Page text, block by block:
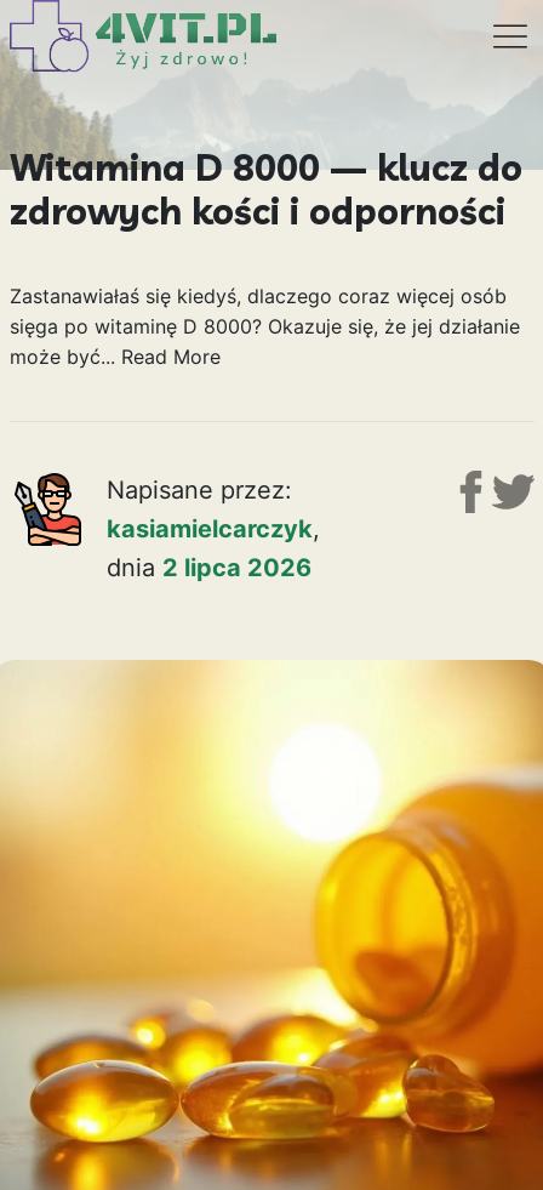
Witamina D 8000 — klucz do
zdrowych kości i odporności
Zastanawiałaś się kiedyś, dlaczego coraz więcej osób
sięga po witaminę D 8000? Okazuje się, że jej działanie
może być... Read More
Napisane przez:
kasiamielcarczyk,
dnia 2 lipca 2026